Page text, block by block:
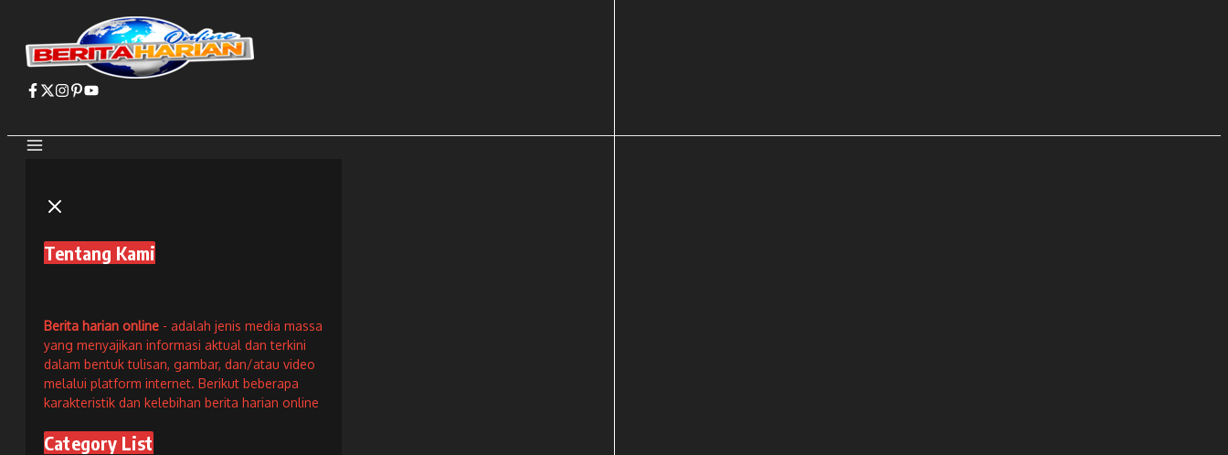
konten
Tentang Kami
Berita harian online - adalah jenis media massa
yang menyajikan informasi aktual dan terkini
dalam bentuk tulisan, gambar, dan/atau video
melalui platform internet. Berikut beberapa
karakteristik dan kelebihan berita harian online
Category List